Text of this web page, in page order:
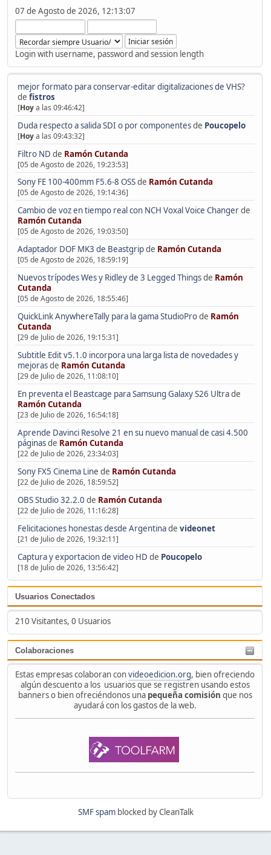
07 de Agosto de 2026, 12:13:07
Login with username, password and session length
mejor formato para conservar-editar digitalizaciones de VHS?
de fistros
[Hoya las 09:46:42]
Duda respecto a salida SDI o por componentesde Poucopelo
[Hoya las 09:43:32]
Filtro ND de Ramón Cutanda
[05 de Agosto de 2026, 19:23:53]
Sony FE 100-400mm F5.6-8 OSSde Ramón Cutanda
[05 de Agosto de 2026, 19:14:36]
Cambio de voz en tiempo real con NCH Voxal Voice Changerde
Ramón Cutanda
[05 de Agosto de 2026, 19:03:50]
Adaptador DOF MK3 de Beastgripde Ramón Cutanda
[05 de Agosto de 2026, 18:59:19]
Nuevos trípodes Wes y Ridley de 3 Legged Thingsde Ramón
Cutanda
[05 de Agosto de 2026, 18:55:46]
QuickLink AnywhereTally para la gama StudioProde Ramón
Cutanda
[29 de Julio de 2026, 19:15:31]
Subtitle Edit v5.1.0 incorpora una larga lista de novedades y
mejorasde Ramón Cutanda
[29 de Julio de 2026, 11:08:10]
En preventa el Beastcage para Samsung Galaxy S26 Ultrade
Ramón Cutanda
[23 de Julio de 2026, 16:54:18]
Aprende Davinci Resolve 21 en su nuevo manual de casi 4.500
páginasde Ramón Cutanda
[22 de Julio de 2026, 23:34:03]
Sony FX5 Cinema Line de Ramón Cutanda
[22 de Julio de 2026, 18:59:52]
OBS Studio 32.2.0 de Ramón Cutanda
[22 de Julio de 2026, 11:16:28]
Felicitaciones honestas desde Argentinade videonet
[21 de Julio de 2026, 19:32:11]
Captura y exportacion de video HD de Poucopelo
[18 de Julio de 2026, 13:56:42]
Usuarios Conectados
210 Visitantes, 0 Usuarios
Colaboraciones
Estas empresas colaboran convideoedicion.org, bien ofreciendo
algún descuento a los usuarios que se registren usando estos
banners o bien ofreciéndonos una pequeña comisión que nos
ayudará con los gastos de la web.
SMF spamblocked by CleanTalk